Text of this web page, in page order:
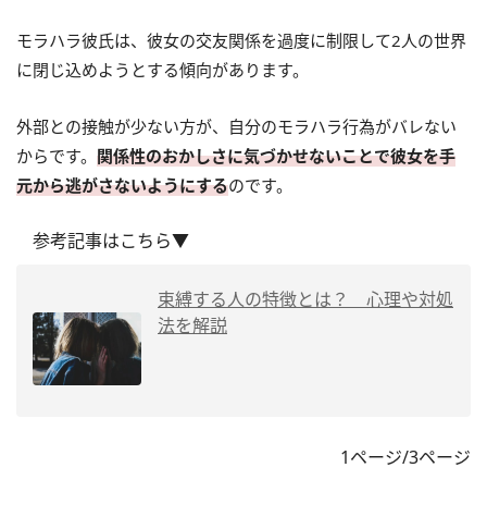
モラハラ彼氏は、彼女の交友関係を過度に制限して2人の世界
に閉じ込めようとする傾向があります。
外部との接触が少ない方が、自分のモラハラ行為がバレない
からです。 関係性のおかしさに気づかせないことで彼女を手
元から逃がさないようにするのです。
参考記事はこちら▼
束縛する人の特徴とは？ 心理や対処
法を解説
1ページ/3ページ